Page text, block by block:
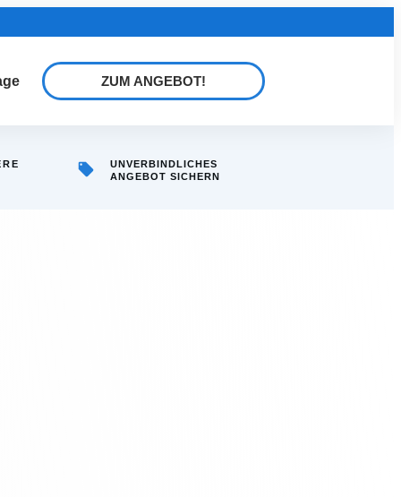
ZUM ANGEBOT!
UNVERBINDLICHES
ANGEBOT SICHERN